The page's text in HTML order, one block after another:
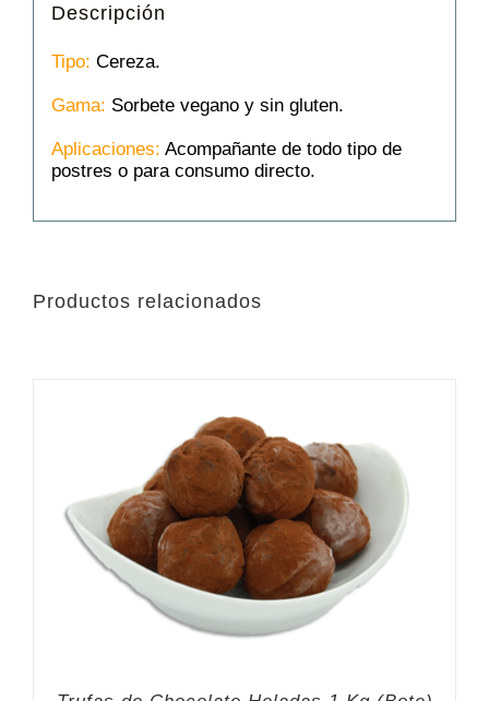
Descripción
Tipo: Cereza.
Gama: Sorbete vegano y sin gluten.
Aplicaciones: Acompañante de todo tipo de
postres o para consumo directo.
Productos relacionados